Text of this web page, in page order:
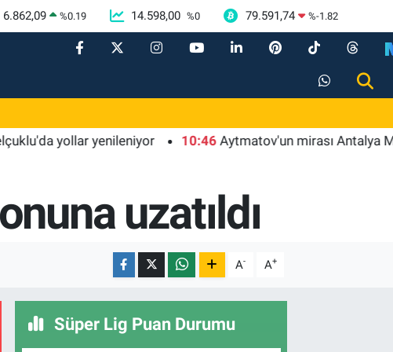
6.862,09 %0.19 14.598,00 %0 79.591,74 %-1.82
yollar yenileniyor 10:46 Aytmatov'un mirası Antalya
uzatıldı
A- A+
Süper Lig Puan Durumu